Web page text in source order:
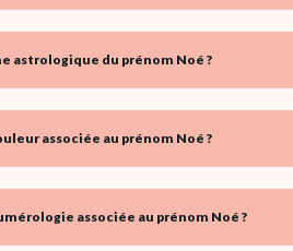
astrologique du prénom Noé ?
associée au prénom Noé ?
associée au prénom Noé ?